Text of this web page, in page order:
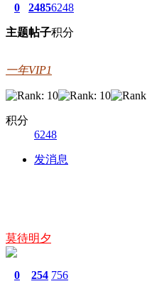
0
主题
2485
帖子
6248
积分
一年VIP1
积分
6248
发消息
莫待明夕
0 254 756